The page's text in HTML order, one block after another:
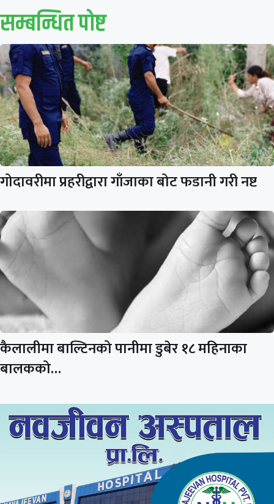
सम्बन्धित पाेष्ट
गोदावरीमा प्रहरीद्वारा गाँजाका बोट फडानी गरी नष्ट
कैलालीमा बाल्टिनको पानीमा डुबेर १८ महिनाका
बालकको…